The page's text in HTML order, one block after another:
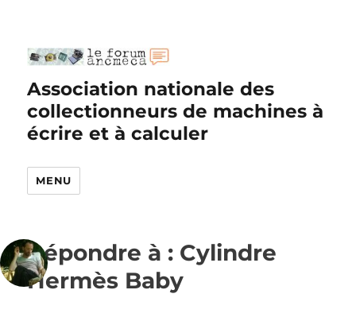
Association nationale des
collectionneurs de machines à
écrire et à calculer
MENU
Répondre à : Cylindre
Hermès Baby